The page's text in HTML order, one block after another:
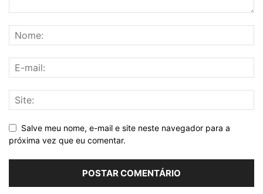
Salve meu nome, e-mail e site neste navegador para a
próxima vez que eu comentar.